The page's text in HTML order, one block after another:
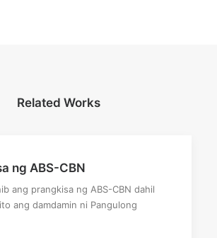
Related Works
ng ABS-CBN
ang prangkisa ng ABS-CBN dahil
ang damdamin ni Pangulong